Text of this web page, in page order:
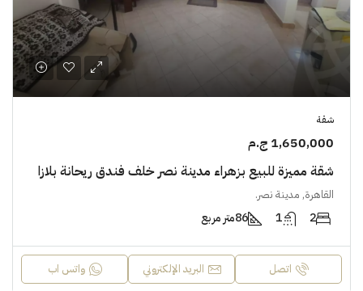
شقة
1,650,000 ج.م
شقة مميزة للبيع بزهراء مدينة نصر خلف فندق ريحانة بلازا
القاهرة, مدينة نصر.
2
1
86متر مربع
اتصل البريد الإلكتروني واتس اب